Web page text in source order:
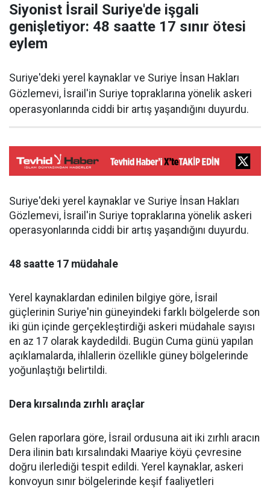
Siyonist İsrail Suriye'de işgali
genişletiyor: 48 saatte 17 sınır ötesi
eylem
Suriye'deki yerel kaynaklar ve Suriye İnsan Hakları
Gözlemevi, İsrail'in Suriye topraklarına yönelik askeri
operasyonlarında ciddi bir artış yaşandığını duyurdu.
Suriye'deki yerel kaynaklar ve Suriye İnsan Hakları
Gözlemevi, İsrail'in Suriye topraklarına yönelik askeri
operasyonlarında ciddi bir artış yaşandığını duyurdu.
48 saatte 17 müdahale
Yerel kaynaklardan edinilen bilgiye göre, İsrail
güçlerinin Suriye'nin güneyindeki farklı bölgelerde son
iki gün içinde gerçekleştirdiği askeri müdahale sayısı
en az 17 olarak kaydedildi. Bugün Cuma günü yapılan
açıklamalarda, ihlallerin özellikle güney bölgelerinde
yoğunlaştığı belirtildi.
Dera kırsalında zırhlı araçlar
Gelen raporlara göre, İsrail ordusuna ait iki zırhlı aracın
Dera ilinin batı kırsalındaki Maariye köyü çevresine
doğru ilerlediği tespit edildi. Yerel kaynaklar, askeri
konvoyun sınır bölgelerinde keşif faaliyetleri